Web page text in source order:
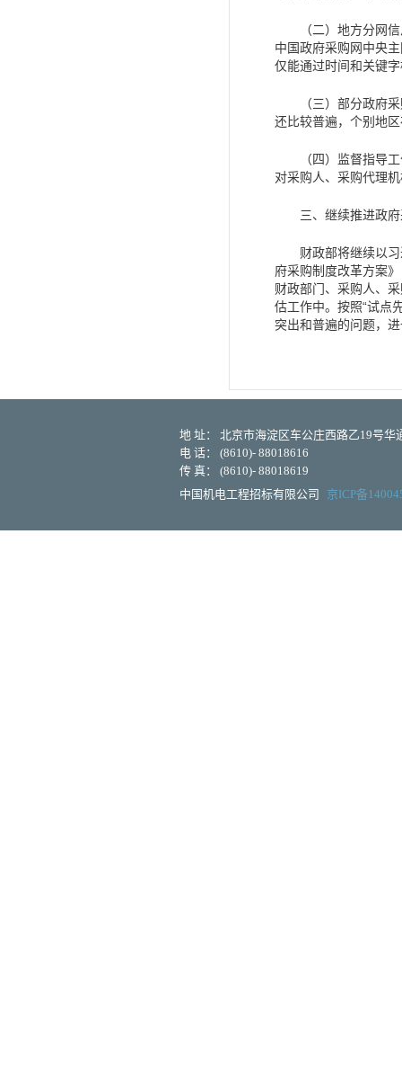
（二）地方分网
中国政府采购网中央
仅能通过时间和关键
（三）部分政府
还比较普遍，个别地
（四）监督指导
对采购人、采购代理
三、继续推进政
财政部将继续以习
府采购制度改革方案
财政部门、采购人、
估工作中。按照“试点
突出和普遍的问题，
地 址： 北京市海淀区车公庄西路乙19号华
电 话： (8610)- 88018616
传 真： (8610)- 88018619
中国机电工程招标有限公司
京ICP备